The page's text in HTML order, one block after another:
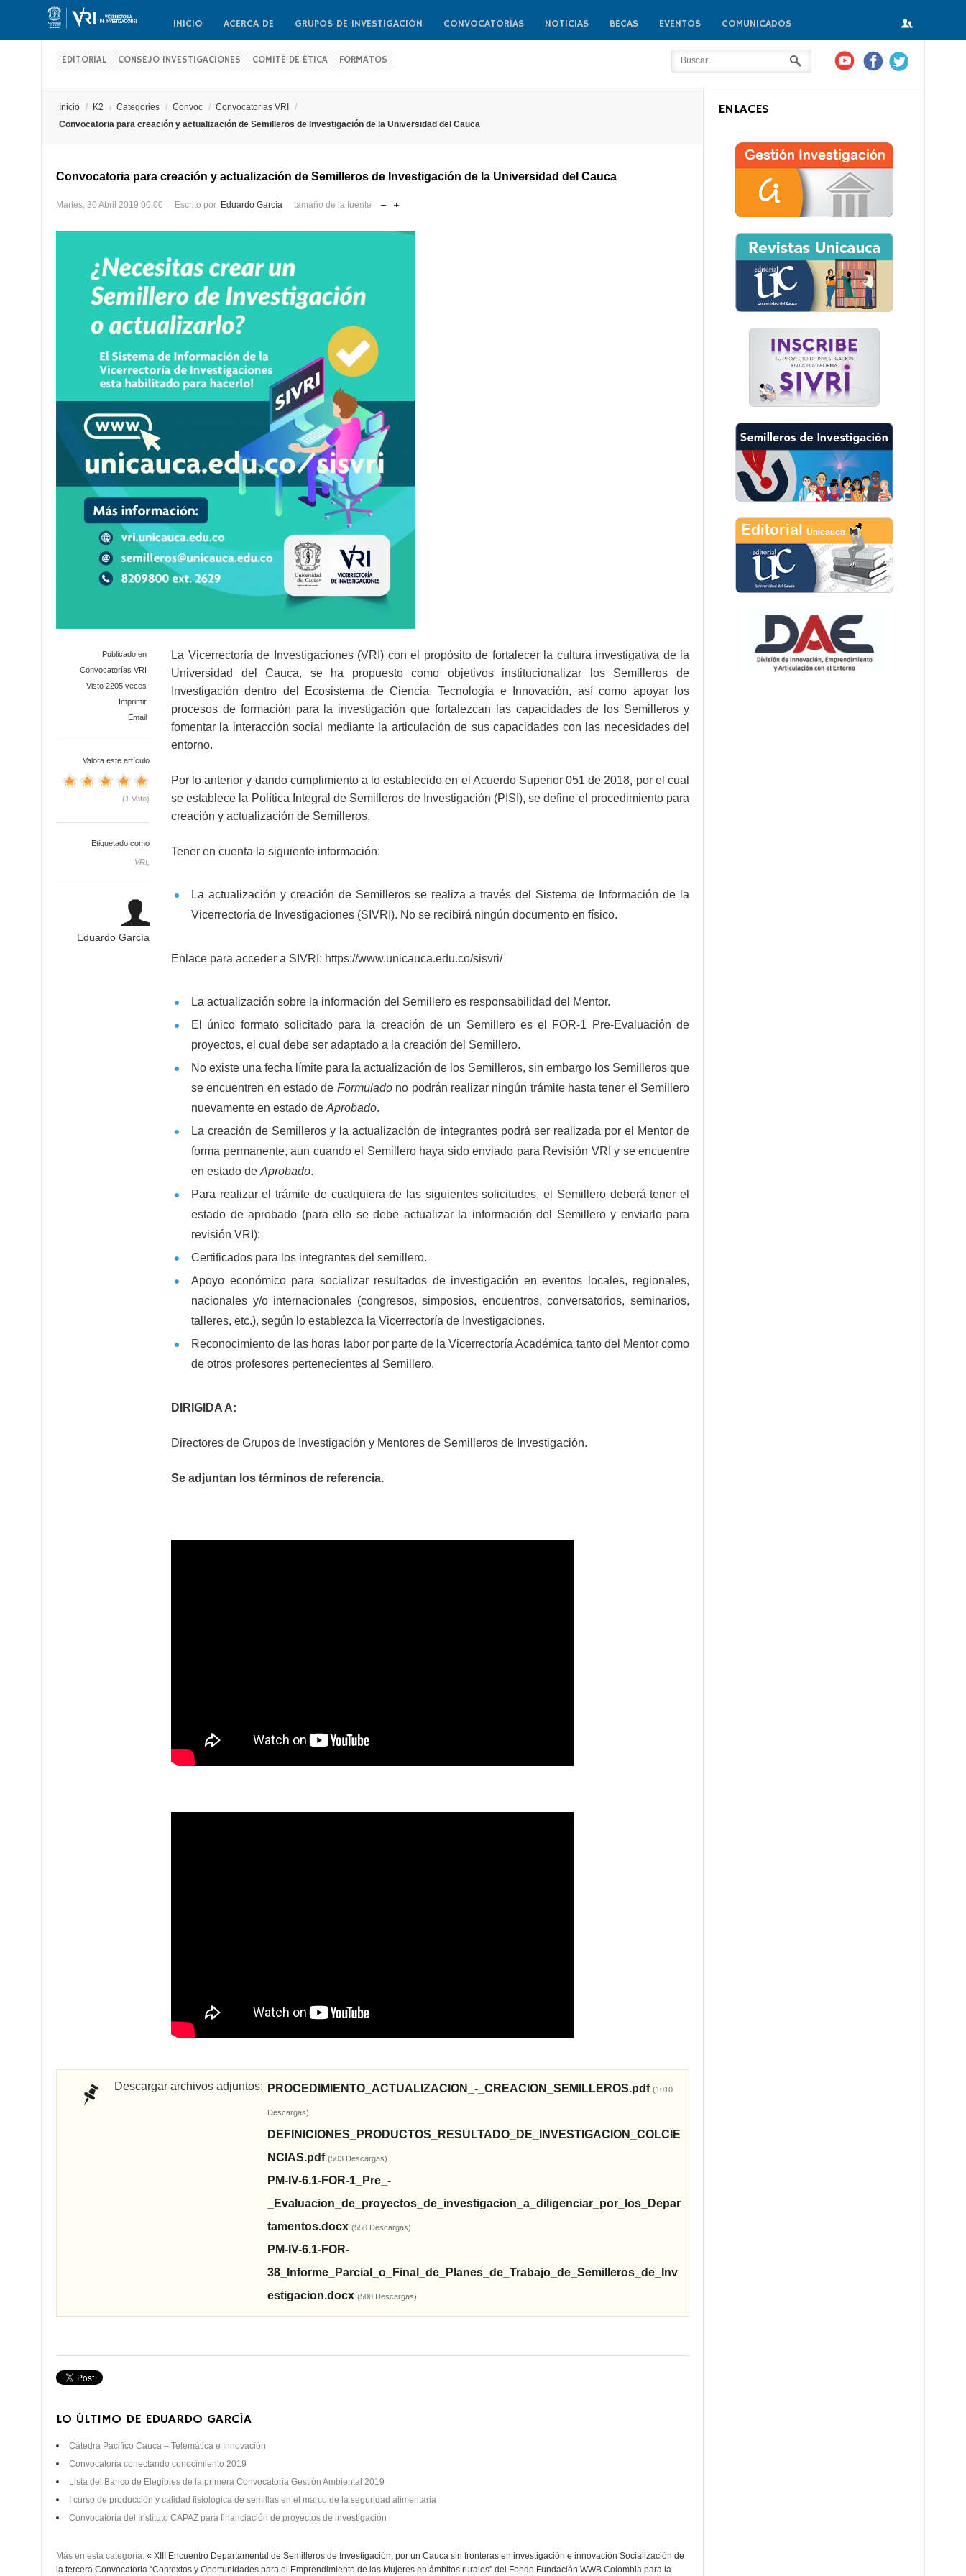
INICIO ACERCA DE GRUPOS DE INVESTIGACIÓN CONVOCATORÍAS NOTICIAS BECAS EVENTOS COMUNICADOS
EDITORIAL CONSEJO INVESTIGACIONES COMITÉ DE ÉTICA FORMATOS
Inicio / K2 / Categories / Convoc / Convocatorías VRI
/
Convocatoria para creación y actualización de Semilleros de Investigación de la Universidad del Cauca
Convocatoria para creación y actualización de Semilleros de Investigación de la Universidad del Cauca
Martes, 30 Abril 2019 00:00 Escrito por Eduardo García tamaño de la fuente
Publicado en
Convocatorías VRI
Visto 2205 veces
Imprimir
Email
Valora este artículo
(1 Voto)
Etiquetado como
VRI,
Eduardo García
La Vicerrectoría de Investigaciones (VRI) con el propósito de fortalecer la cultura investigativa de la
Universidad del Cauca, se ha propuesto como objetivos institucionalizar los Semilleros de
Investigación dentro del Ecosistema de Ciencia, Tecnología e Innovación, así como apoyar los
procesos de formación para la investigación que fortalezcan las capacidades de los Semilleros y
fomentar la interacción social mediante la articulación de sus capacidades con las necesidades del
entorno.
Por lo anterior y dando cumplimiento a lo establecido en el Acuerdo Superior 051 de 2018, por el cual
se establece la Política Integral de Semilleros de Investigación (PISI), se define el procedimiento para
creación y actualización de Semilleros.
Tener en cuenta la siguiente información:
La actualización y creación de Semilleros se realiza a través del Sistema de Información de la
Vicerrectoría de Investigaciones (SIVRI). No se recibirá ningún documento en físico.
Enlace para acceder a SIVRI: https://www.unicauca.edu.co/sisvri/
La actualización sobre la información del Semillero es responsabilidad del Mentor.
El único formato solicitado para la creación de un Semillero es el FOR-1 Pre-Evaluación de
proyectos, el cual debe ser adaptado a la creación del Semillero.
No existe una fecha límite para la actualización de los Semilleros, sin embargo los Semilleros que
se encuentren en estado de Formuladono podrán realizar ningún trámite hasta tener el Semillero
nuevamente en estado de Aprobado.
La creación de Semilleros y la actualización de integrantes podrá ser realizada por el Mentor de
forma permanente, aun cuando el Semillero haya sido enviado para Revisión VRI y se encuentre
en estado de Aprobado.
Para realizar el trámite de cualquiera de las siguientes solicitudes, el Semillero deberá tener el
estado de aprobado (para ello se debe actualizar la información del Semillero y enviarlo para
revisión VRI):
Certificados para los integrantes del semillero.
Apoyo económico para socializar resultados de investigación en eventos locales, regionales,
nacionales y/o internacionales (congresos, simposios, encuentros, conversatorios, seminarios,
talleres, etc.), según lo establezca la Vicerrectoría de Investigaciones.
Reconocimiento de las horas labor por parte de la Vicerrectoría Académica tanto del Mentor como
de otros profesores pertenecientes al Semillero.
DIRIGIDA A:
Directores de Grupos de Investigación y Mentores de Semilleros de Investigación.
Se adjuntan los términos de referencia.
Descargar archivos adjuntos: PROCEDIMIENTO_ACTUALIZACION_-_CREACION_SEMILLEROS.pdf(1010
Descargas)
DEFINICIONES_PRODUCTOS_RESULTADO_DE_INVESTIGACION_COLCIE
NCIAS.pdf(503 Descargas)
PM-IV-6.1-FOR-1_Pre_-
_Evaluacion_de_proyectos_de_investigacion_a_diligenciar_por_los_Depar
tamentos.docx(550 Descargas)
PM-IV-6.1-FOR-
38_Informe_Parcial_o_Final_de_Planes_de_Trabajo_de_Semilleros_de_Inv
estigacion.docx(500 Descargas)
LO ÚLTIMO DE EDUARDO GARCÍA
Cátedra Pacifico Cauca – Telemática e Innovación
Convocatoria conectando conocimiento 2019
Lista del Banco de Elegibles de la primera Convocatoria Gestión Ambiental 2019
I curso de producción y calidad fisiológica de semillas en el marco de la seguridad alimentaria
Convocatoria del Instituto CAPAZ para financiación de proyectos de investigación
Más en esta categoría: « XIII Encuentro Departamental de Semilleros de Investigación, por un Cauca sin fronteras en investigación e innovación Socialización de
la tercera Convocatoria “Contextos y Oportunidades para el Emprendimiento de las Mujeres en ámbitos rurales” del Fondo Fundación WWB Colombia para la
ENLACES
Usuario
Contraseña